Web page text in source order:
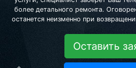
более детального ремонта.
останется неизменно при
Оставить